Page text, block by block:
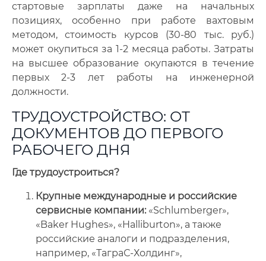
стартовые зарплаты даже на начальных
позициях, особенно при работе вахтовым
методом, стоимость курсов (30-80 тыс. руб.)
может окупиться за 1-2 месяца работы. Затраты
на высшее образование окупаются в течение
первых 2-3 лет работы на инженерной
должности.
ТРУДОУСТРОЙСТВО: ОТ
ДОКУМЕНТОВ ДО ПЕРВОГО
РАБОЧЕГО ДНЯ
Где трудоустроиться?
Крупные международные и российские
сервисные компании:«Schlumberger»,
«Baker Hughes», «Halliburton», а также
российские аналоги и подразделения,
например, «ТаграС-Холдинг»,